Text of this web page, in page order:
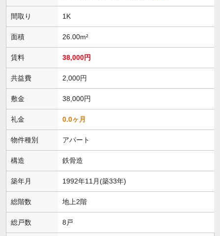
間取り 1K
面積 26.00m²
賃料 38,000円
共益費 2,000円
敷金 38,000円
礼金 0.0ヶ月
物件種別 アパート
構造 鉄骨造
築年月 1992年11月(築33年)
総階数 地上2階
総戸数 8戸